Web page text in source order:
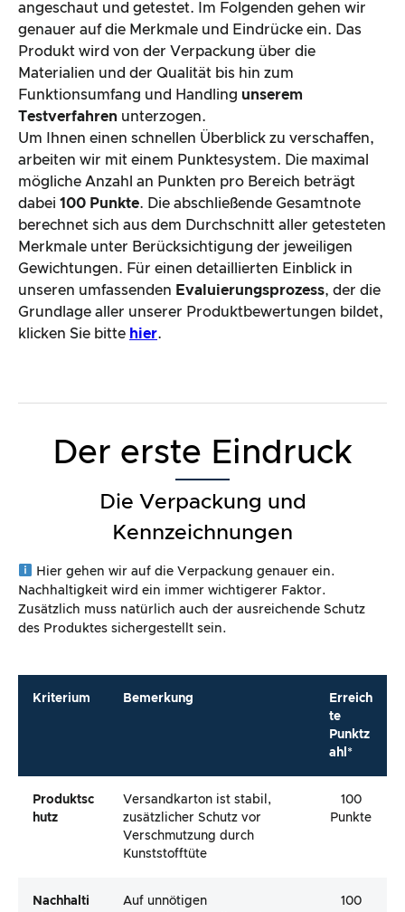
angeschaut und getestet. Im Folgenden gehen wir
genauer auf die Merkmale und Eindrücke ein. Das
Produkt wird von der Verpackung über die
Materialien und der Qualität bis hin zum
Funktionsumfang und Handling unserem
Testverfahren unterzogen.
Um Ihnen einen schnellen Überblick zu verschaffen,
arbeiten wir mit einem Punktesystem. Die maximal
mögliche Anzahl an Punkten pro Bereich beträgt
dabei 100 Punkte. Die abschließende Gesamtnote
berechnet sich aus dem Durchschnitt aller getesteten
Merkmale unter Berücksichtigung der jeweiligen
Gewichtungen. Für einen detaillierten Einblick in
unseren umfassenden Evaluierungsprozess, der die
Grundlage aller unserer Produktbewertungen bildet,
klicken Sie bitte hier.
Der erste Eindruck
Die Verpackung und
Kennzeichnungen
Hier gehen wir auf die Verpackung genauer ein.
Nachhaltigkeit wird ein immer wichtigerer Faktor.
Zusätzlich muss natürlich auch der ausreichende Schutz
des Produktes sichergestellt sein.
Kriterium Bemerkung
Erreich
te
Punktz
ahl*
Produktsc
Hutz
Versandkarton ist stabil,
zusätzlicher Schutz vor
Verschmutzung durch
Kunststofftüte
100
Punkte
Nachhalti
Auf unnötigen
100